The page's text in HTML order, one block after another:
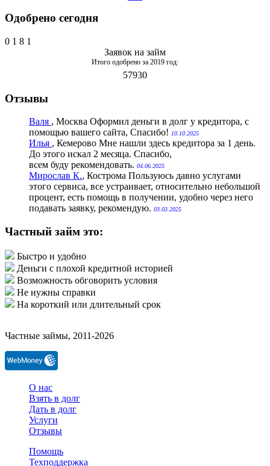
Одобрено сегодня
0 1 8 1
Заявок на займ
Итого одобрено за 2019 год:
57930
Отзывы
Валя , Москва Оформил деньги в долг у кредитора, с
помощью вашего сайта, Спасибо! 10.10.2025
Илья , Кемерово Мне нашли здесь кредитора за 1 день.
До этого искал 2 месяца. Спасибо,
всем буду рекомендовать. 04.06.2025
Мирослав К., Кострома Пользуюсь давно услугами
этого сервиса, все устраивает, относительно небольшой
процент, есть помощь в получении, удобно через него
подавать заявку, рекомендую. 03.03.2025
Частный займ это:
Быстро и удобно
Деньги с плохой кредитной историей
Возможность обговорить условия
Не нужны справки
На короткий или длительный срок
Частные займы, 2011-2026
О нас
Взять в долг
Дать в долг
Услуги
Отзывы
Помощь
Техподдержка